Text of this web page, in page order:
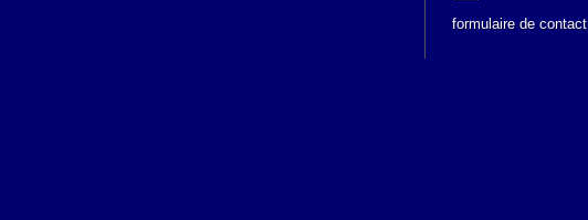
formulaire de contact